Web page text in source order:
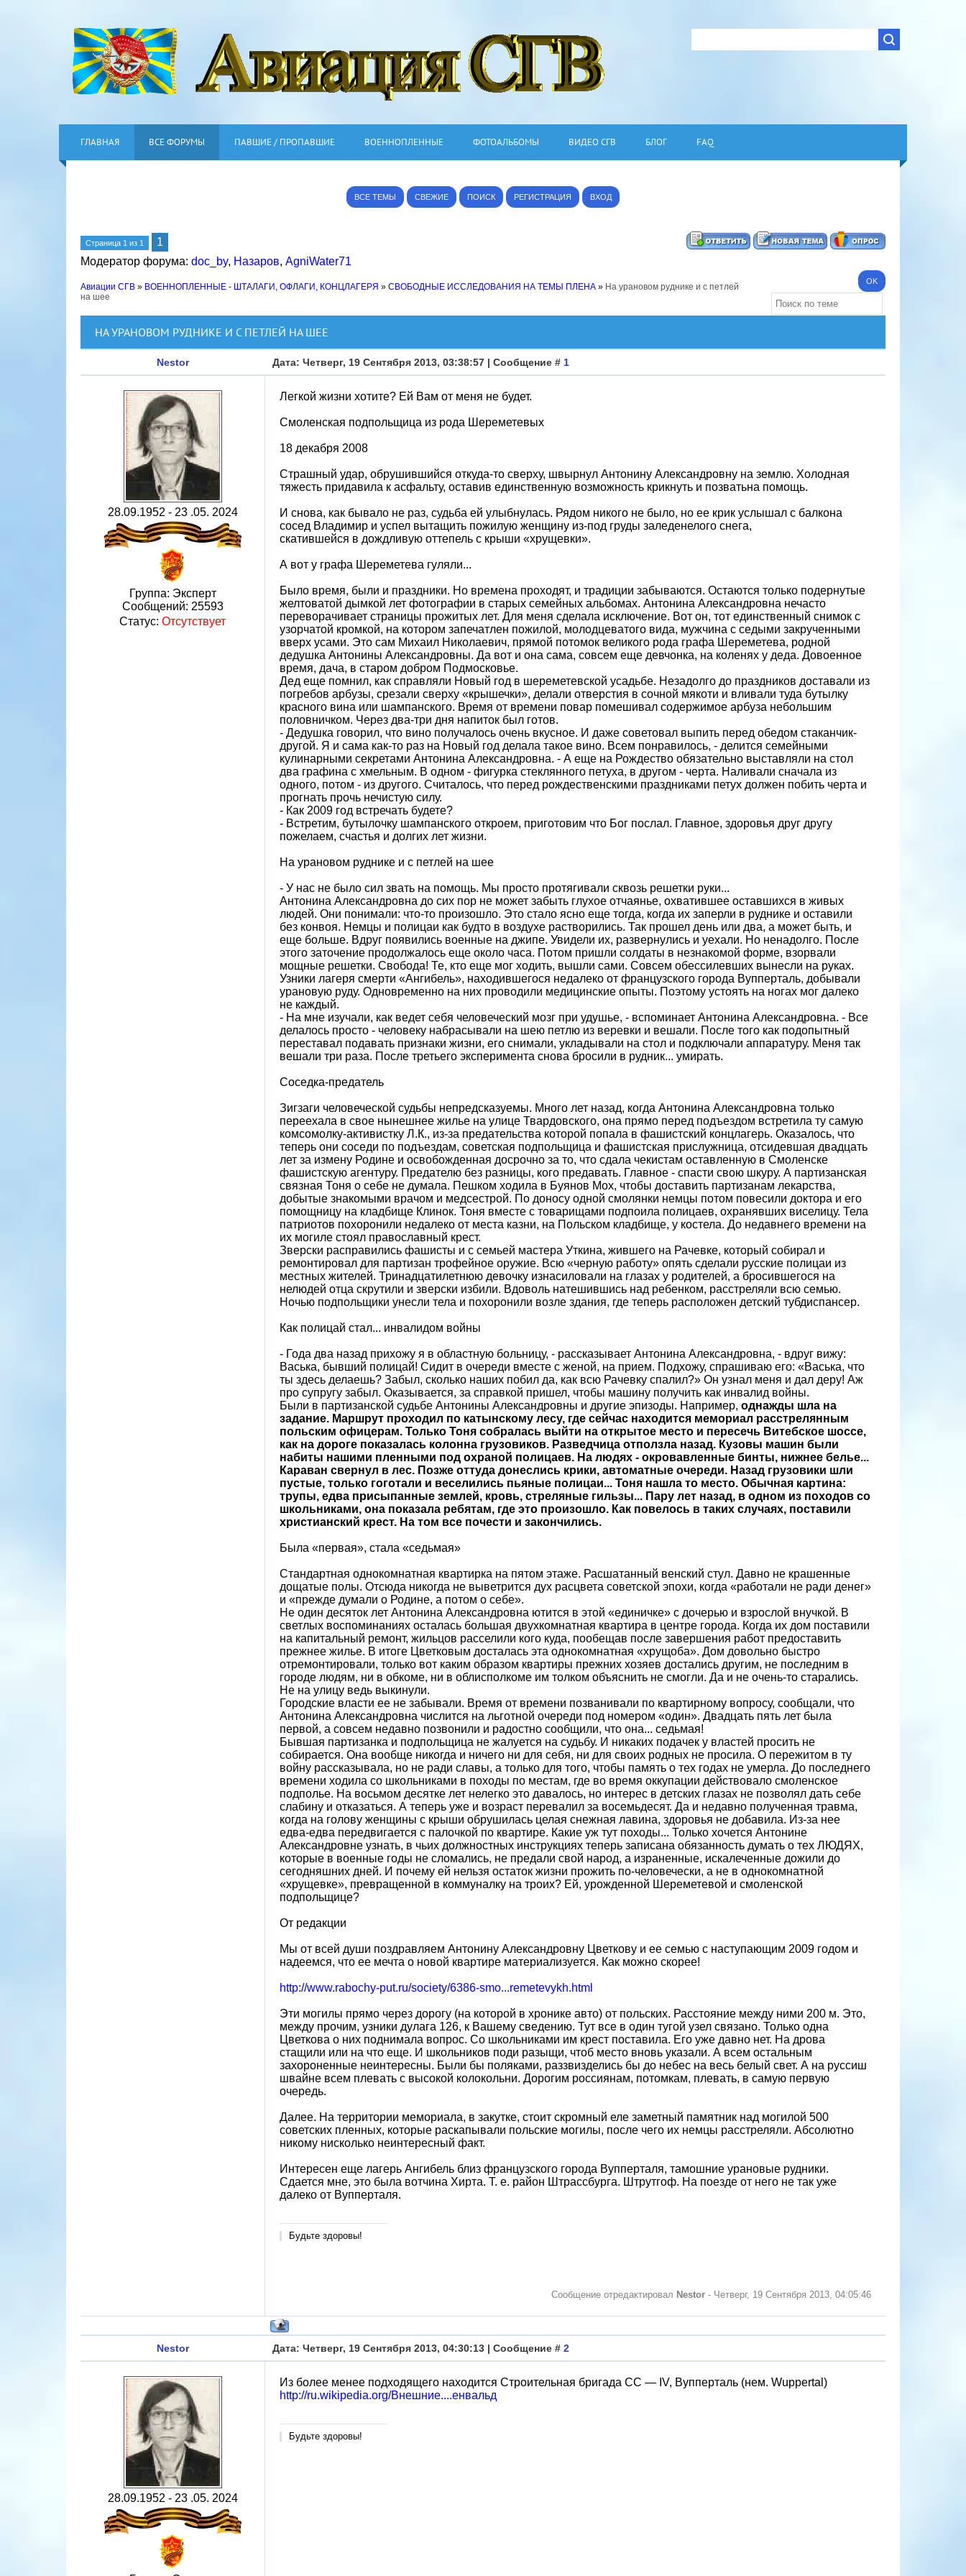
ГЛАВНАЯ ВСЕ ФОРУМЫ ПАВШИЕ / ПРОПАВШИЕ ВОЕННОПЛЕННЫЕ ФОТОАЛЬБОМЫ ВИДЕО СГВ БЛОГ FAQ
ВСЕ ТЕМЫ СВЕЖИЕ ПОИСК РЕГИСТРАЦИЯ ВХОД
Страница 1 из 1
1
Модератор форума: doc_by, Назаров, AgniWater71
Авиации СГВ » ВОЕННОПЛЕННЫЕ - ШТАЛАГИ, ОФЛАГИ, КОНЦЛАГЕРЯ » СВОБОДНЫЕ ИССЛЕДОВАНИЯ НА ТЕМЫ ПЛЕНА » На урановом руднике и с петлей
на шее
НА УРАНОВОМ РУДНИКЕ И С ПЕТЛЕЙ НА ШЕЕ
Nestor Дата: Четверг, 19 Сентября 2013, 03:38:57 | Сообщение # 1
28.09.1952 - 23 .05. 2024
Группа: Эксперт
Сообщений: 25593
Статус: Отсутствует
Легкой жизни хотите? Ей Вам от меня не будет.
Смоленская подпольщица из рода Шереметевых
18 декабря 2008
Страшный удар, обрушившийся откуда-то сверху, швырнул Антонину Александровну на землю. Холодная
тяжесть придавила к асфальту, оставив единственную возможность крикнуть и позватьна помощь.
И снова, как бывало не раз, судьба ей улыбнулась. Рядом никого не было, но ее крик услышал с балкона
сосед Владимир и успел вытащить пожилую женщину из-под груды заледенелого снега,
скатившейся в дождливую оттепель с крыши «хрущевки».
А вот у графа Шереметева гуляли...
Было время, были и праздники. Но времена проходят, и традиции забываются. Остаются только подернутые
желтоватой дымкой лет фотографии в старых семейных альбомах. Антонина Александровна нечасто
переворачивает страницы прожитых лет. Для меня сделала исключение. Вот он, тот единственный снимок с
узорчатой кромкой, на котором запечатлен пожилой, молодцеватого вида, мужчина с седыми закрученными
вверх усами. Это сам Михаил Николаевич, прямой потомок великого рода графа Шереметева, родной
дедушка Антонины Александровны. Да вот и она сама, совсем еще девчонка, на коленях у деда. Довоенное
время, дача, в старом добром Подмосковье.
Дед еще помнил, как справляли Новый год в шереметевской усадьбе. Незадолго до праздников доставали из
погребов арбузы, срезали сверху «крышечки», делали отверстия в сочной мякоти и вливали туда бутылку
красного вина или шампанского. Время от времени повар помешивал содержимое арбуза небольшим
половничком. Через два-три дня напиток был готов.
- Дедушка говорил, что вино получалось очень вкусное. И даже советовал выпить перед обедом стаканчик-
другой. Я и сама как-то раз на Новый год делала такое вино. Всем понравилось, - делится семейными
кулинарными секретами Антонина Александровна. - А еще на Рождество обязательно выставляли на стол
два графина с хмельным. В одном - фигурка стеклянного петуха, в другом - черта. Наливали сначала из
одного, потом - из другого. Считалось, что перед рождественскими праздниками петух должен побить черта и
прогнать прочь нечистую силу.
- Как 2009 год встречать будете?
- Встретим, бутылочку шампанского откроем, приготовим что Бог послал. Главное, здоровья друг другу
пожелаем, счастья и долгих лет жизни.
На урановом руднике и с петлей на шее
- У нас не было сил звать на помощь. Мы просто протягивали сквозь решетки руки...
Антонина Александровна до сих пор не может забыть глухое отчаянье, охватившее оставшихся в живых
людей. Они понимали: что-то произошло. Это стало ясно еще тогда, когда их заперли в руднике и оставили
без конвоя. Немцы и полицаи как будто в воздухе растворились. Так прошел день или два, а может быть, и
еще больше. Вдруг появились военные на джипе. Увидели их, развернулись и уехали. Но ненадолго. После
этого заточение продолжалось еще около часа. Потом пришли солдаты в незнакомой форме, взорвали
мощные решетки. Свобода! Те, кто еще мог ходить, вышли сами. Совсем обессилевших вынесли на руках.
Узники лагеря смерти «Ангибель», находившегося недалеко от французского города Вупперталь, добывали
урановую руду. Одновременно на них проводили медицинские опыты. Поэтому устоять на ногах мог далеко
не каждый.
- На мне изучали, как ведет себя человеческий мозг при удушье, - вспоминает Антонина Александровна. - Все
делалось просто - человеку набрасывали на шею петлю из веревки и вешали. После того как подопытный
переставал подавать признаки жизни, его снимали, укладывали на стол и подключали аппаратуру. Меня так
вешали три раза. После третьего эксперимента снова бросили в рудник... умирать.
Соседка-предатель
Зигзаги человеческой судьбы непредсказуемы. Много лет назад, когда Антонина Александровна только
переехала в свое нынешнее жилье на улице Твардовского, она прямо перед подъездом встретила ту самую
комсомолку-активистку Л.К., из-за предательства которой попала в фашистский концлагерь. Оказалось, что
теперь они соседи по подъездам, советская подпольщица и фашистская прислужница, отсидевшая двадцать
лет за измену Родине и освобожденная досрочно за то, что сдала чекистам оставленную в Смоленске
фашистскую агентуру. Предателю без разницы, кого предавать. Главное - спасти свою шкуру. А партизанская
связная Тоня о себе не думала. Пешком ходила в Буянов Мох, чтобы доставить партизанам лекарства,
добытые знакомыми врачом и медсестрой. По доносу одной смолянки немцы потом повесили доктора и его
помощницу на кладбище Клинок. Тоня вместе с товарищами подпоила полицаев, охранявших виселицу. Тела
патриотов похоронили недалеко от места казни, на Польском кладбище, у костела. До недавнего времени на
их могиле стоял православный крест.
Зверски расправились фашисты и с семьей мастера Уткина, жившего на Рачевке, который собирал и
ремонтировал для партизан трофейное оружие. Всю «черную работу» опять сделали русские полицаи из
местных жителей. Тринадцатилетнюю девочку изнасиловали на глазах у родителей, а бросившегося на
нелюдей отца скрутили и зверски избили. Вдоволь натешившись над ребенком, расстреляли всю семью.
Ночью подпольщики унесли тела и похоронили возле здания, где теперь расположен детский тубдиспансер.
Как полицай стал... инвалидом войны
- Года два назад прихожу я в областную больницу, - рассказывает Антонина Александровна, - вдруг вижу:
Васька, бывший полицай! Сидит в очереди вместе с женой, на прием. Подхожу, спрашиваю его: «Васька, что
ты здесь делаешь? Забыл, сколько наших побил да, как всю Рачевку спалил?» Он узнал меня и дал деру! Аж
про супругу забыл. Оказывается, за справкой пришел, чтобы машину получить как инвалид войны.
Были в партизанской судьбе Антонины Александровны и другие эпизоды. Например, однажды шла на
задание. Маршрут проходил по катынскому лесу, где сейчас находится мемориал расстрелянным
польским офицерам. Только Тоня собралась выйти на открытое место и пересечь Витебское шоссе,
как на дороге показалась колонна грузовиков. Разведчица отползла назад. Кузовы машин были
набиты нашими пленными под охраной полицаев. На людях - окровавленные бинты, нижнее белье...
Караван свернул в лес. Позже оттуда донеслись крики, автоматные очереди. Назад грузовики шли
пустые, только гоготали и веселились пьяные полицаи... Тоня нашла то место. Обычная картина:
трупы, едва присыпанные землей, кровь, стреляные гильзы... Пару лет назад, в одном из походов со
школьниками, она показала ребятам, где это произошло. Как повелось в таких случаях, поставили
христианский крест. На том все почести и закончились.
Была «первая», стала «седьмая»
Стандартная однокомнатная квартирка на пятом этаже. Расшатанный венский стул. Давно не крашенные
дощатые полы. Отсюда никогда не выветрится дух расцвета советской эпохи, когда «работали не ради денег»
и «прежде думали о Родине, а потом о себе».
Не один десяток лет Антонина Александровна ютится в этой «единичке» с дочерью и взрослой внучкой. В
светлых воспоминаниях осталась большая двухкомнатная квартира в центре города. Когда их дом поставили
на капитальный ремонт, жильцов расселили кого куда, пообещав после завершения работ предоставить
прежнее жилье. В итоге Цветковым досталась эта однокомнатная «хрущоба». Дом довольно быстро
отремонтировали, только вот каким образом квартиры прежних хозяев достались другим, не последним в
городе людям, ни в обкоме, ни в облисполкоме им толком объяснить не смогли. Да и не очень-то старались.
Не на улицу ведь выкинули.
Городские власти ее не забывали. Время от времени позванивали по квартирному вопросу, сообщали, что
Антонина Александровна числится на льготной очереди под номером «один». Двадцать пять лет была
первой, а совсем недавно позвонили и радостно сообщили, что она... седьмая!
Бывшая партизанка и подпольщица не жалуется на судьбу. И никаких подачек у властей просить не
собирается. Она вообще никогда и ничего ни для себя, ни для своих родных не просила. О пережитом в ту
войну рассказывала, но не ради славы, а только для того, чтобы память о тех годах не умерла. До последнего
времени ходила со школьниками в походы по местам, где во время оккупации действовало смоленское
подполье. На восьмом десятке лет нелегко это давалось, но интерес в детских глазах не позволял дать себе
слабину и отказаться. А теперь уже и возраст перевалил за восемьдесят. Да и недавно полученная травма,
когда на голову женщины с крыши обрушилась целая снежная лавина, здоровья не добавила. Из-за нее
едва-едва передвигается с палочкой по квартире. Какие уж тут походы... Только хочется Антонине
Александровне узнать, в чьих должностных инструкциях теперь записана обязанность думать о тех ЛЮДЯХ,
которые в военные годы не сломались, не предали свой народ, а израненные, искалеченные дожили до
сегодняшних дней. И почему ей нельзя остаток жизни прожить по-человечески, а не в однокомнатной
«хрущевке», превращенной в коммуналку на троих? Ей, урожденной Шереметевой и смоленской
подпольщице?
От редакции
Мы от всей души поздравляем Антонину Александровну Цветкову и ее семью с наступающим 2009 годом и
надеемся, что ее мечта о новой квартире материализуется. Как можно скорее!
http://www.rabochy-put.ru/society/6386-smo...remetevykh.html
Эти могилы прямо через дорогу (на которой в хронике авто) от польских. Расстояние между ними 200 м. Это,
между прочим, узники дулага 126, к Вашему сведению. Тут все в один тугой узел связано. Только одна
Цветкова о них поднимала вопрос. Со школьниками им крест поставила. Его уже давно нет. На дрова
стащили или на что еще. И школьников поди разыщи, чтоб место вновь указали. А всем остальным
захороненные неинтересны. Были бы поляками, раззвизделись бы до небес на весь белый свет. А на руссиш
швайне всем плевать с высокой колокольни. Дорогим россиянам, потомкам, плевать, в самую первую
очередь.
Далее. На территории мемориала, в закутке, стоит скромный еле заметный памятник над могилой 500
советских пленных, которые раскапывали польские могилы, после чего их немцы расстреляли. Абсолютно
никому нисколько неинтересный факт.
Интересен еще лагерь Ангибель близ французского города Вупперталя, тамошние урановые рудники.
Сдается мне, это была вотчина Хирта. Т. е. район Штрассбурга. Штрутгоф. На поезде от него не так уже
далеко от Вупперталя.
Будьте здоровы!
Сообщение отредактировал Nestor - Четверг, 19 Сентября 2013, 04:05:46
Nestor Дата: Четверг, 19 Сентября 2013, 04:30:13 | Сообщение # 2
28.09.1952 - 23 .05. 2024
Из более менее подходящего находится Строительная бригада СС — IV, Вупперталь (нем. Wuppertal)
http://ru.wikipedia.org/Внешние....енвальд
Будьте здоровы!